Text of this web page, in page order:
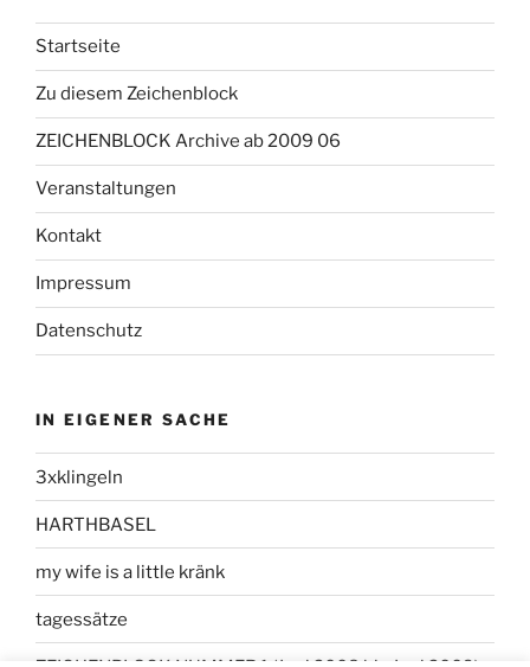
Startseite
Zu diesem Zeichenblock
ZEICHENBLOCK Archive ab 2009 06
Veranstaltungen
Kontakt
Impressum
Datenschutz
IN EIGENER SACHE
3xklingeln
HARTHBASEL
my wife is a little kränk
tagessätze